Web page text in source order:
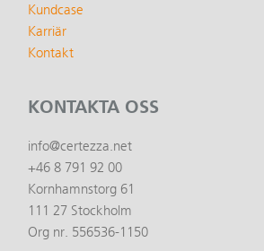
Kundcase
Karriär
Kontakt
KONTAKTA OSS
info@certezza.net
+46 8 791 92 00
Kornhamnstorg 61
111 27 Stockholm
Org nr. 556536-1150